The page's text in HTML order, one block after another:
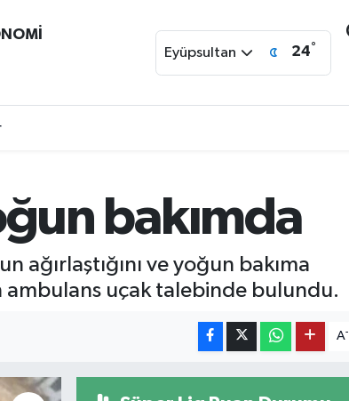
Eyüpsultan 24°
bakımda
ağırlaştığını ve yoğun bakıma
ambulans uçak talebinde bulundu.
A-